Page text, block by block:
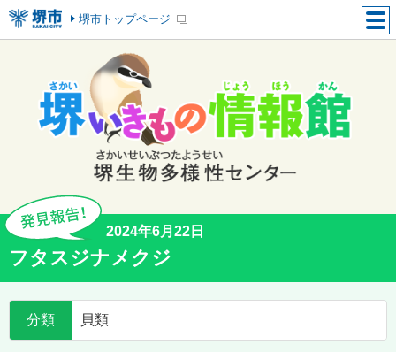
堺市トップページ
2024年6月22日
フタスジナメクジ
分類 貝類